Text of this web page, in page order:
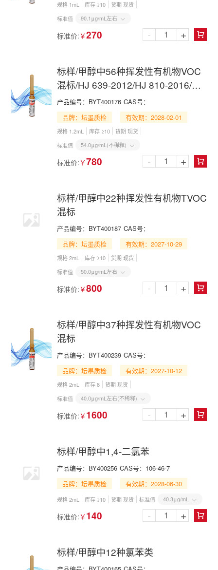
规格 1mL 库存 ≥10
货期 现货
标准值
90.1μg/mL左右 
标准价: ￥270 
- +
标样/甲醇中56种挥发性有机物VOC
混标/HJ 639-2012/HJ 810-2016/HJ
1227-2021
产品编号： BYT400176 CAS号：
品牌：坛墨质检
有效期：2028-02-01
规格 1.2mL 库存 ≥10
货期 现货
标准值
54.0μg/mL(不稀释) 
标准价: ￥780 
- +
标样/甲醇中22种挥发性有机物TVOC
混标
产品编号： BYT400187 CAS号：
品牌：坛墨质检
有效期：2027-10-29
规格 2mL 库存 ≥10
货期 现货
标准值
50.0μg/mL左右 
标准价: ￥800 
- +
标样/甲醇中37种挥发性有机物VOC
混标
产品编号： BYT400239 CAS号：
品牌：坛墨质检
有效期：2027-10-12
规格 2mL 库存 8
货期 现货
标准值
40.0μg/mL左右(不稀释) 
标准价: ￥ 1600 
- +
标样/甲醇中1,4-二氯苯
产品编号： BY400256 CAS号： 106-46-7
品牌：坛墨质检
有效期：2028-06-30
规格 2mL 库存 ≥10 货期 现货 标准值 40.3μg/mL 
标准价: ￥ 140 
- +
标样/甲醇中12种氯苯类